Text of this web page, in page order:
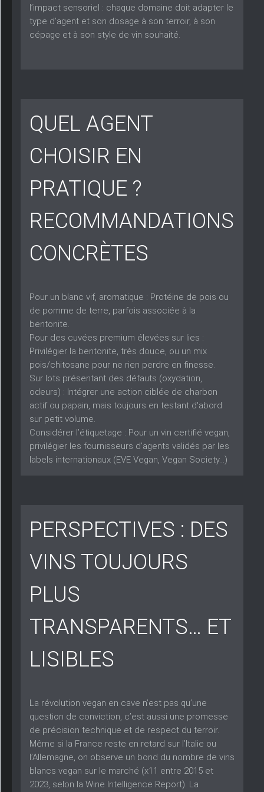
l’impact sensoriel : chaque domaine doit adapter le
type d’agent et son dosage à son terroir, à son
cépage et à son style de vin souhaité.
QUEL AGENT
CHOISIR EN
PRATIQUE ?
RECOMMANDATIONS
CONCRÈTES
Pour un blanc vif, aromatique : Protéine de pois ou
de pomme de terre, parfois associée à la
bentonite.
Pour des cuvées premium élevées sur lies :
Privilégier la bentonite, très douce, ou un mix
pois/chitosane pour ne rien perdre en finesse.
Sur lots présentant des défauts (oxydation,
odeurs) : Intégrer une action ciblée de charbon
actif ou papain, mais toujours en testant d'abord
sur petit volume.
Considérer l’étiquetage : Pour un vin certifié vegan,
privilégier les fournisseurs d’agents validés par les
labels internationaux (EVE Vegan, Vegan Society…)
PERSPECTIVES : DES
VINS TOUJOURS
PLUS
TRANSPARENTS… ET
LISIBLES
La révolution vegan en cave n’est pas qu’une
question de conviction, c’est aussi une promesse
de précision technique et de respect du terroir.
Même si la France reste en retard sur l’Italie ou
l’Allemagne, on observe un bond du nombre de vins
blancs vegan sur le marché (x11 entre 2015 et
2023, selon la Wine Intelligence Report). La